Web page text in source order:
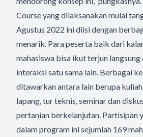
Course yang dilaksanakan mulai
Agustus 2022 ini diisi dengan
menarik. Para peserta baik dari
mahasiswa bisa ikut terjun langsung
interaksi satu sama lain. Berbagai
ditawarkan antara lain berupa
lapang, tur teknis, seminar dan
pertanian berkelanjutan. Partisipan
dalam program ini sejumlah 169